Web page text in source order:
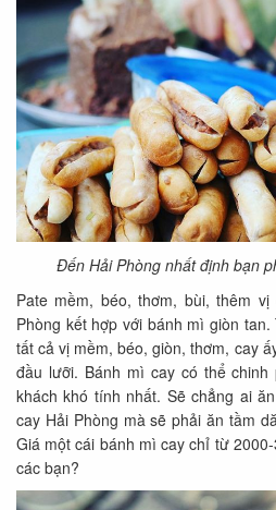
Đến Hải Phòng nhất định bạn
Pate mềm, béo, thơm, bùi, thêm
Phòng kết hợp với bánh mì giòn
tất cả vị mềm, béo, giòn, thơm, cay
đầu lưỡi. Bánh mì cay có thể
khách khó tính nhất. Sẽ chẳng ai
cay Hải Phòng mà sẽ phải ăn tầm
Giá một cái bánh mì cay chỉ từ
các bạn?